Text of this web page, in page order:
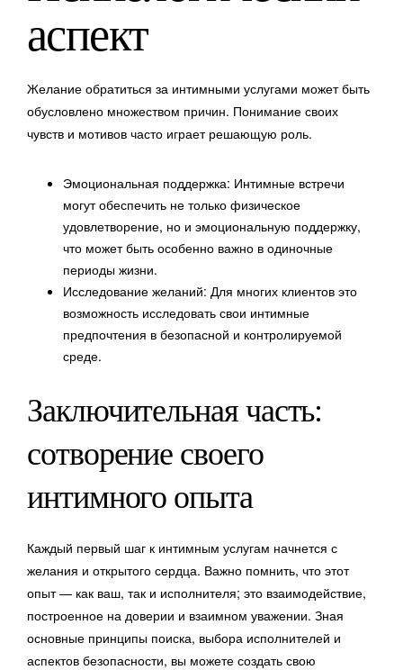
аспект
Желание обратиться за интимными услугами может быть
обусловлено множеством причин. Понимание своих
чувств и мотивов часто играет решающую роль.
Эмоциональная поддержка: Интимные встречи
могут обеспечить не только физическое
удовлетворение, но и эмоциональную поддержку,
что может быть особенно важно в одиночные
периоды жизни.
Исследование желаний: Для многих клиентов это
возможность исследовать свои интимные
предпочтения в безопасной и контролируемой
среде.
Заключительная часть:
сотворение своего
интимного опыта
Каждый первый шаг к интимным услугам начнется с
желания и открытого сердца. Важно помнить, что этот
опыт — как ваш, так и исполнителя; это взаимодействие,
построенное на доверии и взаимном уважении. Зная
основные принципы поиска, выбора исполнителей и
аспектов безопасности, вы можете создать свою